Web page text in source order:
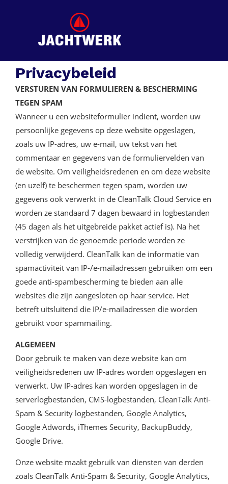
hoofdnavigatie
hoofd
inhoud
Jachtwerk
Privacybeleid
VERSTUREN VAN FORMULIEREN & BESCHERMING
TEGEN SPAM
Wanneer u een websiteformulier indient, worden uw
persoonlijke gegevens op deze website opgeslagen,
zoals uw IP-adres, uw e-mail, uw tekst van het
commentaar en gegevens van de formuliervelden van
de website. Om veiligheidsredenen en om deze website
(en uzelf) te beschermen tegen spam, worden uw
gegevens ook verwerkt in de CleanTalk Cloud Service en
worden ze standaard 7 dagen bewaard in logbestanden
(45 dagen als het uitgebreide pakket actief is). Na het
verstrijken van de genoemde periode worden ze
volledig verwijderd. CleanTalk kan de informatie van
spamactiviteit van IP-/e-mailadressen gebruiken om een
​​goede anti-spambescherming te bieden aan alle
websites die zijn aangesloten op haar service. Het
betreft uitsluitend die IP/e-mailadressen die worden
gebruikt voor spammailing.
ALGEMEEN
Door gebruik te maken van deze website kan om
veiligheidsredenen uw IP-adres worden opgeslagen en
verwerkt. Uw IP-adres kan worden opgeslagen in de
serverlogbestanden, CMS-logbestanden, CleanTalk Anti-
Spam & Security logbestanden, Google Analytics,
Google Adwords, iThemes Security, BackupBuddy,
Google Drive.
Onze website maakt gebruik van diensten van derden
zoals CleanTalk Anti-Spam & Security, Google Analytics,